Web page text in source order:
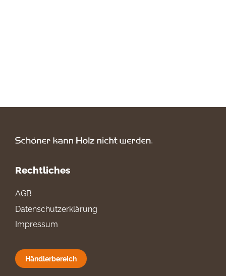
Rechtliches
AGB
Datenschutzerklärung
Impressum
Händlerbereich